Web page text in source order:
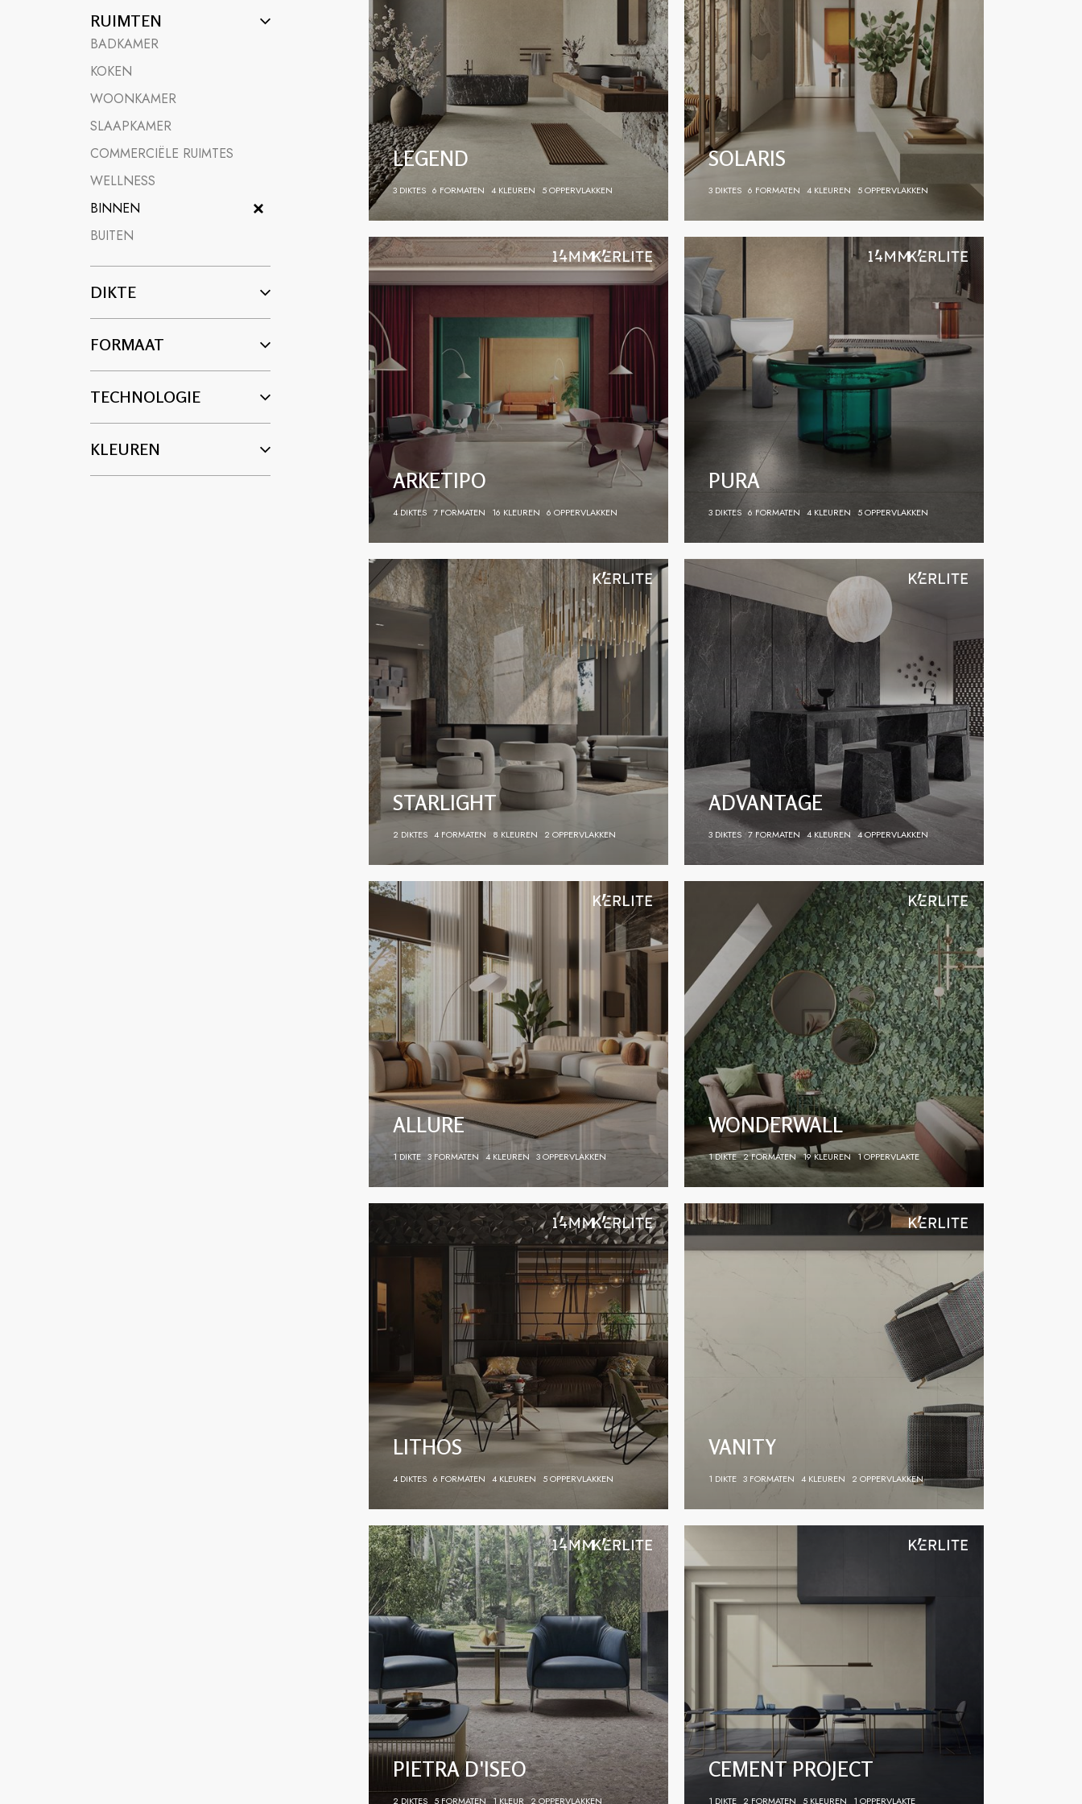
een hogere levenskwaliteit.
RUIMTEN
BADKAMER
KOKEN
WOONKAMER
SLAAPKAMER
COMMERCIËLE RUIMTES
WELLNESS
BINNEN
BUITEN
DIKTE
FORMAAT
TECHNOLOGIE
KLEUREN
LEGEND
3 DIKTES 6 FORMATEN 4 KLEUREN 5 OPPERVLAKKEN
SOLARIS
3 DIKTES 6 FORMATEN 4 KLEUREN 5 OPPERVLAKKEN
ARKETIPO
4 DIKTES 7 FORMATEN 16 KLEUREN 6 OPPERVLAKKEN
PURA
3 DIKTES 6 FORMATEN 4 KLEUREN 5 OPPERVLAKKEN
STARLIGHT
2 DIKTES 4 FORMATEN 8 KLEUREN 2 OPPERVLAKKEN
ADVANTAGE
3 DIKTES 7 FORMATEN 4 KLEUREN 4 OPPERVLAKKEN
ALLURE
1 DIKTE 3 FORMATEN 4 KLEUREN 3 OPPERVLAKKEN
WONDERWALL
1 DIKTE 2 FORMATEN 19 KLEUREN 1 OPPERVLAKTE
LITHOS
4 DIKTES 6 FORMATEN 4 KLEUREN 5 OPPERVLAKKEN
VANITY
1 DIKTE 3 FORMATEN 4 KLEUREN 2 OPPERVLAKKEN
PIETRA D'ISEO
2 DIKTES 5 FORMATEN 1 KLEUR 2 OPPERVLAKKEN
CEMENT PROJECT
1 DIKTE 2 FORMATEN 5 KLEUREN 1 OPPERVLAKTE